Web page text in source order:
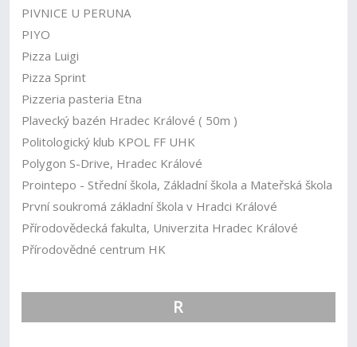
PIVNICE U PERUNA
PIYO
Pizza Luigi
Pizza Sprint
Pizzeria pasteria Etna
Plavecký bazén Hradec Králové ( 50m )
Politologický klub KPOL FF UHK
Polygon S-Drive, Hradec Králové
Prointepo - Střední škola, Základní škola a Mateřská škola
První soukromá základní škola v Hradci Králové
Přírodovědecká fakulta, Univerzita Hradec Králové
Přírodovědné centrum HK
R